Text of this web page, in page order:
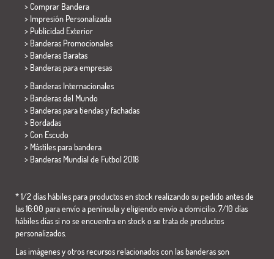
> Comprar Bandera
> Impresión Personalizada
> Publicidad Exterior
> Banderas Promocionales
> Banderas Baratas
> Banderas para empresas
> Banderas Internacionales
> Banderas del Mundo
> Banderas para tiendas y fachadas
> Bordadas
> Con Escudo
> Mástiles para bandera
> Banderas Mundial de Futbol 2018
* 1/2 días hábiles para productos en stock realizando su pedido antes de
las 16:00 para envío a península y eligiendo envío a domicilio. 7/10 días
hábiles días si no se encuentra en stock o se trata de productos
personalizados.
Las imágenes y otros recursos relacionados con las banderas son